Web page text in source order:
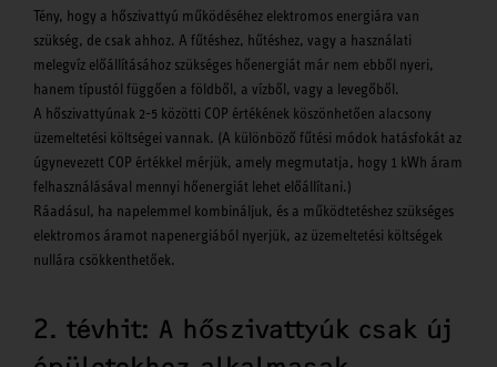
Tény, hogy a hőszivattyú működéséhez elektromos energiára van
szükség, de csak ahhoz. A fűtéshez, hűtéshez, vagy a használati
melegvíz előállításához szükséges hőenergiát már nem ebből nyeri,
hanem típustól függően a földből, a vízből, vagy a levegőből.
A hőszivattyúnak 2-5 közötti COP értékének köszönhetően alacsony
üzemeltetési költségei vannak. (A különböző fűtési módok hatásfokát az
úgynevezett COP értékkel mérjük, amely megmutatja, hogy 1 kWh áram
felhasználásával mennyi hőenergiát lehet előállítani.)
Ráadásul, ha napelemmel kombináljuk, és a működtetéshez szükséges
elektromos áramot napenergiából nyerjük, az üzemeltetési költségek
nullára csökkenthetőek.
2. tévhit: A hőszivattyúk csak új